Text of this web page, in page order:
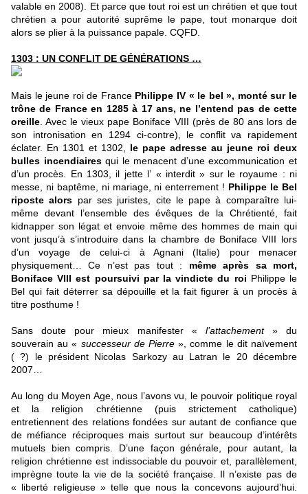
valable en 2008). Et parce que tout roi est un chrétien et que tout
chrétien a pour autorité suprême le pape, tout monarque doit
alors se plier à la puissance papale. CQFD.
1303 : UN CONFLIT DE GÉNÉRATIONS …
Mais le jeune roi de France Philippe IV « le bel », monté sur le
trône de France en 1285 à 17 ans, ne l’entend pas de cette
oreille . Avec le vieux pape Boniface VIII (près de 80 ans lors de
son intronisation en 1294 ci-contre), le conflit va rapidement
éclater. En 1301 et 1302, le pape adresse au jeune roi deux
bulles incendiairesqui le menacent d’une excommunication et
d’un procès. En 1303, il jette l’ « interdit » sur le royaume : ni
messe, ni baptême, ni mariage, ni enterrement ! Philippe le Bel
riposte alors par ses juristes, cite le pape à comparaître lui-
même devant l’ensemble des évêques de la Chrétienté, fait
kidnapper son légat et envoie même des hommes de main qui
vont jusqu’à s’introduire dans la chambre de Boniface VIII lors
d’un voyage de celui-ci à Agnani (Italie) pour menacer
physiquement… Ce n’est pas tout : même après sa mort,
Boniface VIII est poursuivi par la vindicte du roi Philippe le
Bel qui fait déterrer sa dépouille et la fait figurer à un procès à
titre posthume !
Sans doute pour mieux manifester « l’attachement » du
souverain au « successeur de Pierre », comme le dit naïvement
( ?) le président Nicolas Sarkozy au Latran le 20 décembre
2007…
Au long du Moyen Age, nous l’avons vu, le pouvoir politique royal
et la religion chrétienne (puis strictement catholique)
entretiennent des relations fondées sur autant de confiance que
de méfiance réciproques mais surtout sur beaucoup d’intérêts
mutuels bien compris. D’une façon générale, pour autant, la
religion chrétienne est indissociable du pouvoir et, parallèlement,
imprègne toute la vie de la société française. Il n’existe pas de
« liberté religieuse » telle que nous la concevons aujourd’hui.